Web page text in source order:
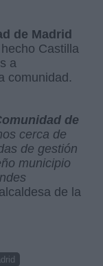
de Madrid
Castilla
a
comunidad.
de
cerca de
de gestión
municipio
de la